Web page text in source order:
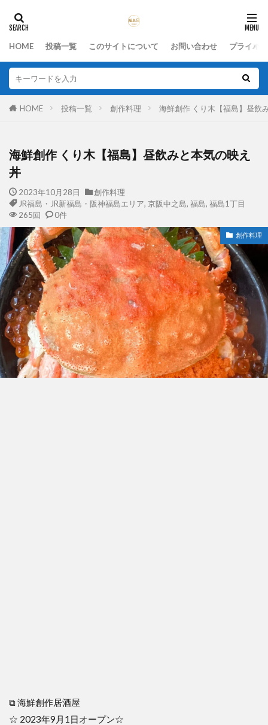
HOME 投稿一覧 このサイトについて お問い合わせ プライバ
HOME 投稿一覧 創作料理 海鮮創作 くり木【福島】昼
海鮮創作 くり木【福島】昼飲みと本気の映え
丼
2023年10月28日
創作料理
JR福島・JR新福島・阪神福島エリア, 京阪中之島, 福島, 福島1丁目
265回
0件
創作料理
⧉ 海鮮創作居酒屋
☆ 2023年9月1日オープン☆